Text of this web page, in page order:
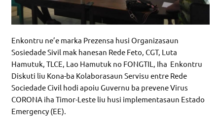
Enkontru ne’e marka Prezensa husi Organizasaun
Sosiedade Sivil mak hanesan Rede Feto, CGT, Luta
Hamutuk, TLCE, Lao Hamutuk no FONGTIL, Iha Enkontru
Diskuti liu Kona-ba Kolaborasaun Servisu entre Rede
Sociedade Civil hodi apoiu Guvernu ba prevene Virus
CORONA iha Timor-Leste liu husi implementasaun Estado
Emergency (EE).